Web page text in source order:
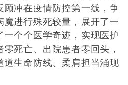
顾冲在疫情防控第一线，争
魔进行殊死较量，展开了一
一个个医学奇迹，实现医护
死亡、出院患者零回头，
道生命防线、柔肩担当涌现